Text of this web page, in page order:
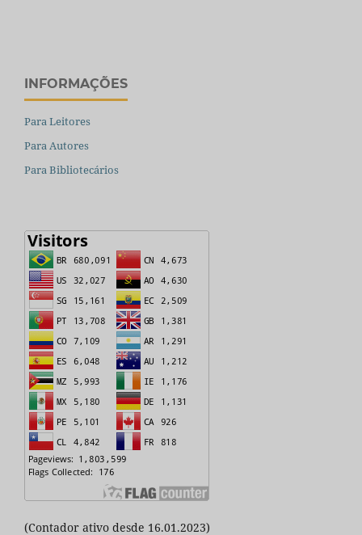
INFORMAÇÕES
Para Leitores
Para Autores
Para Bibliotecários
(Contador ativo desde 16.01.2023)